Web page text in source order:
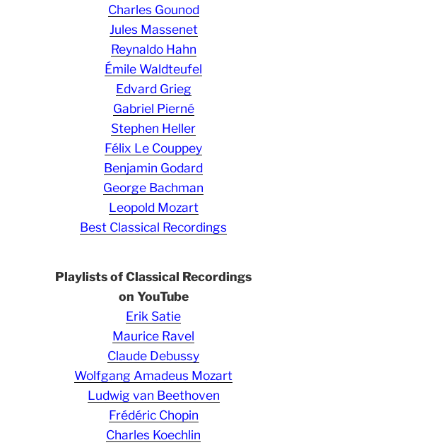
Charles Gounod
Jules Massenet
Reynaldo Hahn
Émile Waldteufel
Edvard Grieg
Gabriel Pierné
Stephen Heller
Félix Le Couppey
Benjamin Godard
George Bachman
Leopold Mozart
Best Classical Recordings
Playlists of Classical Recordings
on YouTube
Erik Satie
Maurice Ravel
Claude Debussy
Wolfgang Amadeus Mozart
Ludwig van Beethoven
Frédéric Chopin
Charles Koechlin